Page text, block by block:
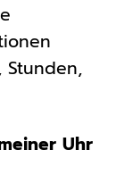
Stunden,
Uhr